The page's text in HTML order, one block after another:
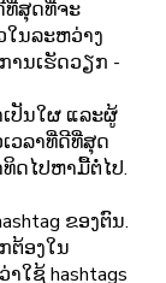
ທີ່ສຸດທີ່ຈະ
ນລະຫວ່າງ
ານເຮັດວຽກ -
ປັນໃຜ ແລະຜູ້
ວລາທີ່ດີທີ່ສຸດ
ດໄປຫາມື້ຕໍ່ໄປ.
ຂອງຕົນ.
ຕ້ອງໃນ
ໃຊ້ hashtags